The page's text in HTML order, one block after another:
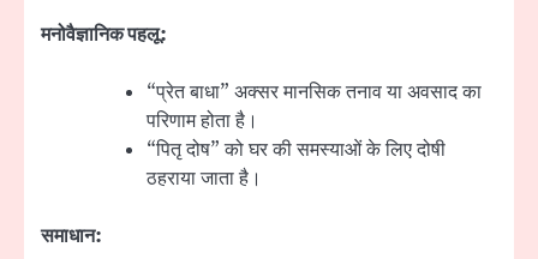
मनोवैज्ञानिक पहलू:
“प्रेत बाधा” अक्सर मानसिक तनाव या अवसाद का
परिणाम होता है।
“पितृ दोष” को घर की समस्याओं के लिए दोषी
ठहराया जाता है।
समाधान: